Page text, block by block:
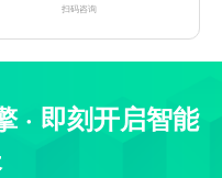
扫码咨询
· 即刻开启智能